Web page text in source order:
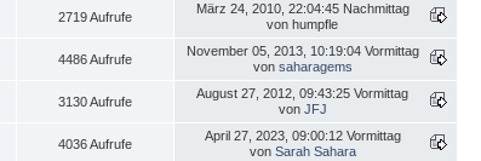
2719 Aufrufe
März 24, 2010, 22:04:45 Nachmittag
von humpfle
4486 Aufrufe
November 05, 2013, 10:19:04 Vormittag
von saharagems
3130 Aufrufe
August 27, 2012, 09:43:25 Vormittag
von JFJ
4036 Aufrufe
April 27, 2023, 09:00:12 Vormittag
von Sarah Sahara